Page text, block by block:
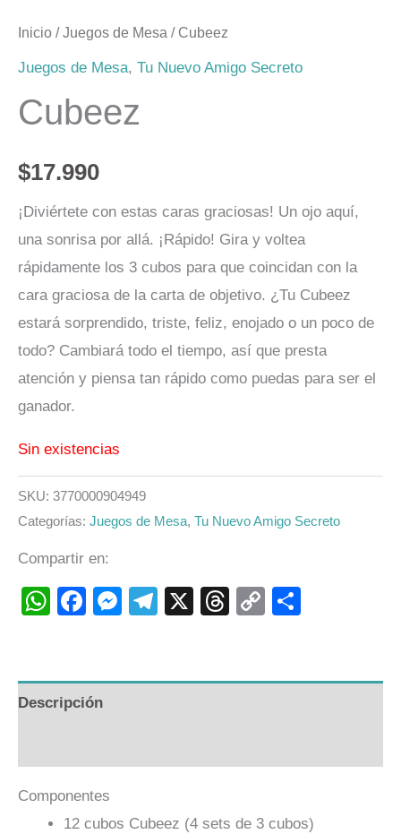
Inicio /Juegos de Mesa / Cubeez
Juegos de Mesa, Tu Nuevo Amigo Secreto
Cubeez
$17.990
¡Diviértete con estas caras graciosas! Un ojo aquí,
una sonrisa por allá. ¡Rápido! Gira y voltea
rápidamente los 3 cubos para que coincidan con la
cara graciosa de la carta de objetivo. ¿Tu Cubeez
estará sorprendido, triste, feliz, enojado o un poco de
todo? Cambiará todo el tiempo, así que presta
atención y piensa tan rápido como puedas para ser el
ganador.
Sin existencias
SKU: 3770000904949
Categorías: Juegos de Mesa, Tu Nuevo Amigo Secreto
Compartir en:
WhatsApp
Facebook
Messenger
Telegram
X Threads
Copy
Descripción
Componentes
12 cubos Cubeez (4 sets de 3 cubos)